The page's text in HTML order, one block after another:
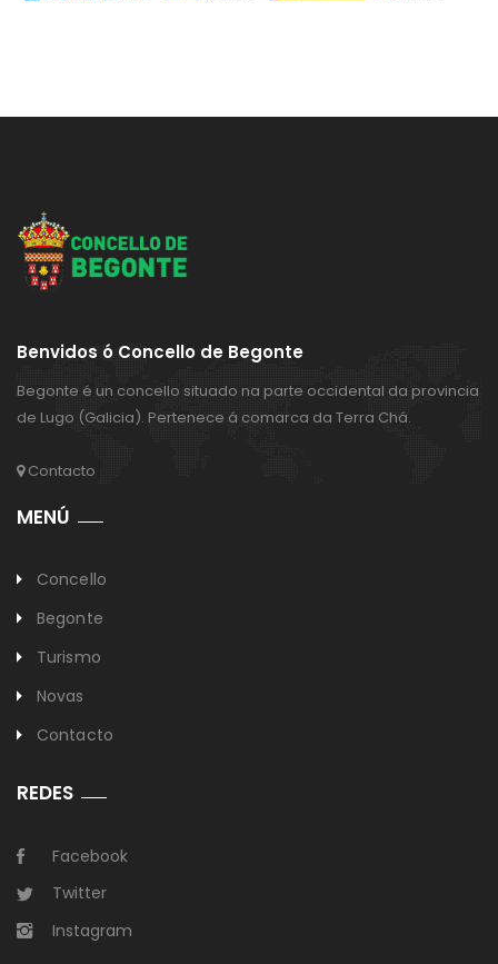
Benvidos ó Concello de Begonte
Begonte é un concello situado na parte occidental da provincia
de Lugo (Galicia). Pertenece á comarca da Terra Chá.
Contacto
MENÚ
Concello
Begonte
Turismo
Novas
Contacto
REDES
Facebook
Twitter
Instagram